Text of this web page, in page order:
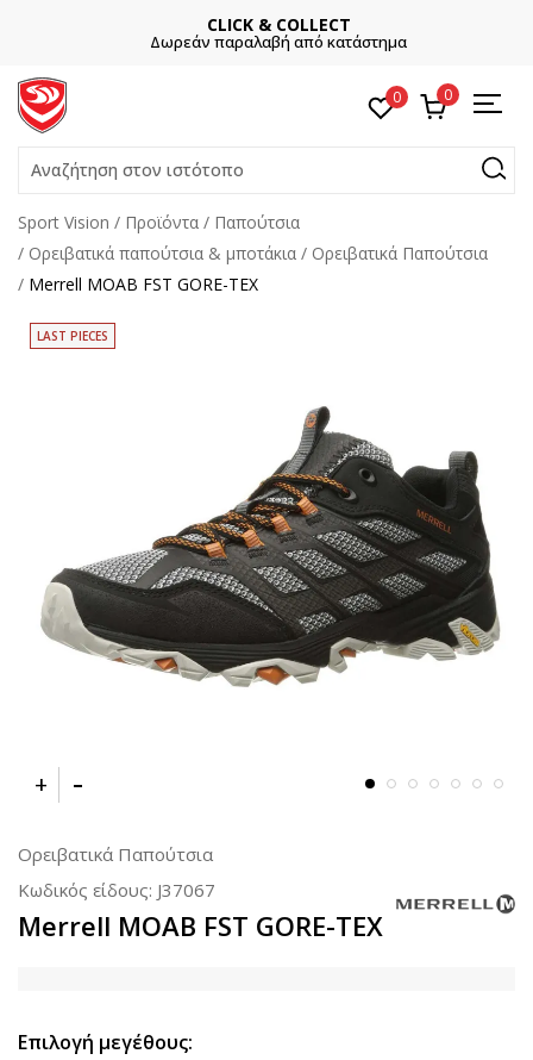
CLICK & COLLECT
Δωρεάν παραλαβή από κατάστημα
0 0
Αναζήτηση στον ιστότοπο
Sport Vision Προϊόντα
Παπούτσια
Ορειβατικά παπούτσια & μποτάκια
Ορειβατικά Παπούτσια
Merrell MOAB FST GORE-TEX
LAST PIECES
Ορειβατικά Παπούτσια
Κωδικός είδους: J37067
Merrell MOAB FST GORE-TEX
Επιλογή μεγέθους: